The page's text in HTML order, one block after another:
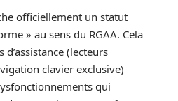
officiellement un statut
» au sens du RGAA. Cela
(lecteurs
clavier exclusive)
qui